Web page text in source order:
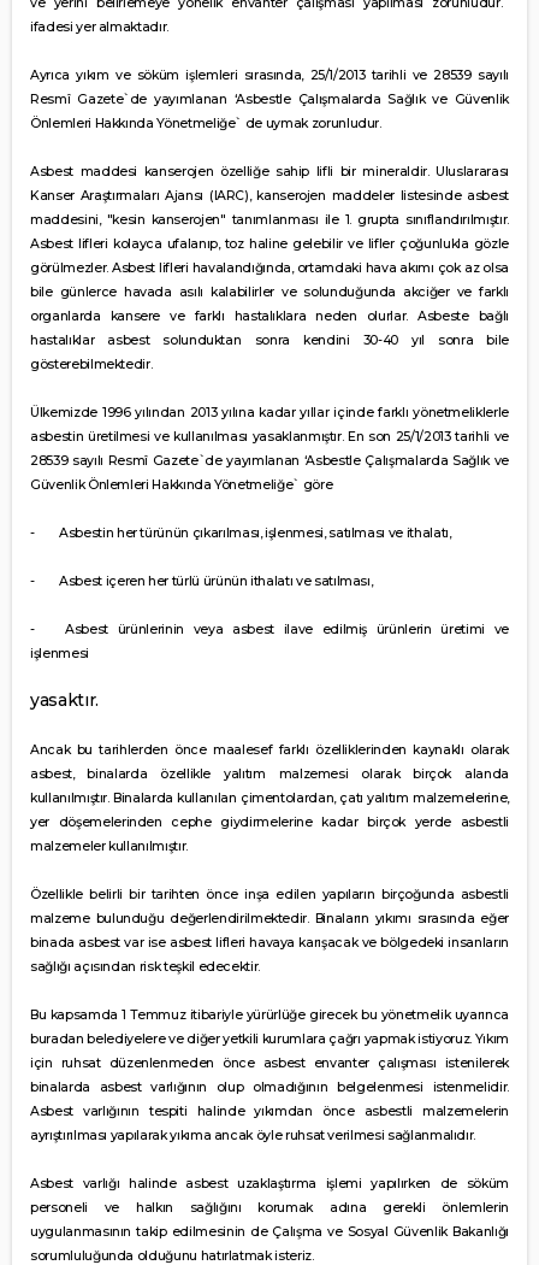
ifadesi yer almaktadır.
Ayrıca yıkım ve söküm işlemleri sırasında, 25/1/2013 tarihli ve 28539 sayılı
Resmî Gazete`de yayımlanan ‘Asbestle Çalışmalarda Sağlık ve Güvenlik
Önlemleri Hakkında Yönetmeliğe` de uymak zorunludur.
Asbest maddesi kanserojen özelliğe sahip lifli bir mineraldir. Uluslararası
Kanser Araştırmaları Ajansı (IARC), kanserojen maddeler listesinde asbest
maddesini, "kesin kanserojen" tanımlanması ile 1. grupta sınıflandırılmıştır.
Asbest lifleri kolayca ufalanıp, toz haline gelebilir ve lifler çoğunlukla gözle
görülmezler. Asbest lifleri havalandığında, ortamdaki hava akımı çok az olsa
bile günlerce havada asılı kalabilirler ve solunduğunda akciğer ve farklı
organlarda kansere ve farklı hastalıklara neden olurlar. Asbeste bağlı
hastalıklar asbest solunduktan sonra kendini 30-40 yıl sonra bile
gösterebilmektedir.
Ülkemizde 1996 yılından 2013 yılına kadar yıllar içinde farklı yönetmeliklerle
asbestin üretilmesi ve kullanılması yasaklanmıştır. En son 25/1/2013 tarihli ve
28539 sayılı Resmî Gazete`de yayımlanan ‘Asbestle Çalışmalarda Sağlık ve
Güvenlik Önlemleri Hakkında Yönetmeliğe` göre
- Asbestin her türünün çıkarılması, işlenmesi, satılması ve ithalatı,
- Asbest içeren her türlü ürünün ithalatı ve satılması,
-
Asbest ürünlerinin veya asbest ilave edilmiş ürünlerin üretimi ve
işlenmesi
yasaktır.
Ancak bu tarihlerden önce maalesef farklı özelliklerinden kaynaklı olarak
asbest, binalarda özellikle yalıtım malzemesi olarak birçok alanda
kullanılmıştır. Binalarda kullanılan çimentolardan, çatı yalıtım malzemelerine,
yer döşemelerinden cephe giydirmelerine kadar birçok yerde asbestli
malzemeler kullanılmıştır.
Özellikle belirli bir tarihten önce inşa edilen yapıların birçoğunda asbestli
malzeme bulunduğu değerlendirilmektedir. Binaların yıkımı sırasında eğer
binada asbest var ise asbest lifleri havaya karışacak ve bölgedeki insanların
sağlığı açısından risk teşkil edecektir.
Bu kapsamda 1 Temmuz itibariyle yürürlüğe girecek bu yönetmelik uyarınca
buradan belediyelere ve diğer yetkili kurumlara çağrı yapmak istiyoruz. Yıkım
için ruhsat düzenlenmeden önce asbest envanter çalışması istenilerek
binalarda asbest varlığının olup olmadığının belgelenmesi istenmelidir.
Asbest varlığının tespiti halinde yıkımdan önce asbestli malzemelerin
ayrıştırılması yapılarak yıkıma ancak öyle ruhsat verilmesi sağlanmalıdır.
Asbest varlığı halinde asbest uzaklaştırma işlemi yapılırken de söküm
personeli ve halkın sağlığını korumak adına gerekli önlemlerin
uygulanmasının takip edilmesinin de Çalışma ve Sosyal Güvenlik Bakanlığı
sorumluluğunda olduğunu hatırlatmak isteriz.